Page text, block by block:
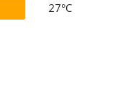
27°C